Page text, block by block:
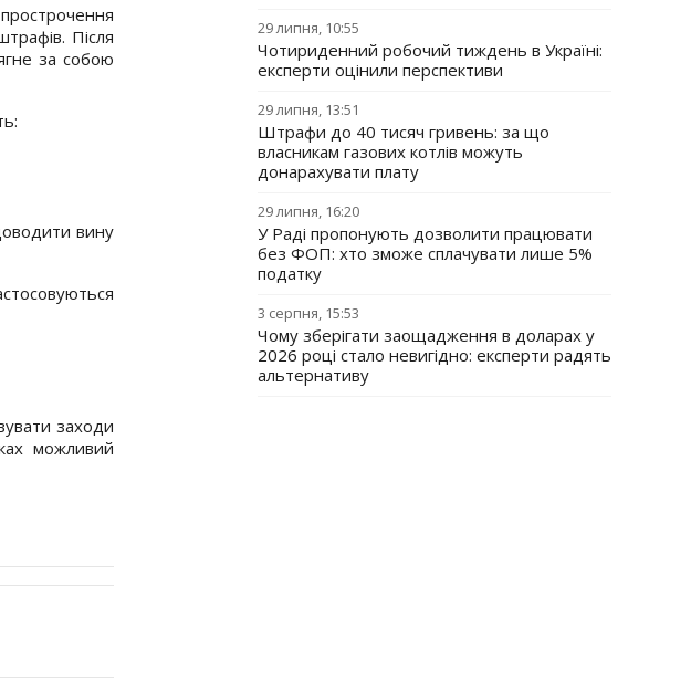
Після
за собою
вину
заходи
можливий
29 липня, 10:55
Чотириденний робочий тиждень в Україні:
експерти оцінили перспективи
29 липня, 13:51
Штрафи до 40 тисяч гривень: за що
власникам газових котлів можуть
донарахувати плату
29 липня, 16:20
У Раді пропонують дозволити працювати
без ФОП: хто зможе сплачувати лише 5%
податку
3 серпня, 15:53
Чому зберігати заощадження в доларах у
2026 році стало невигідно: експерти радять
альтернативу